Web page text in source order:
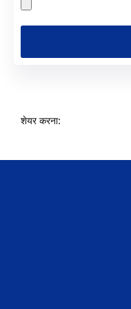
शेयर करना: